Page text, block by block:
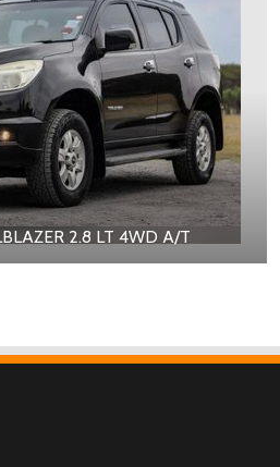
2.8 LT 4WD A/T